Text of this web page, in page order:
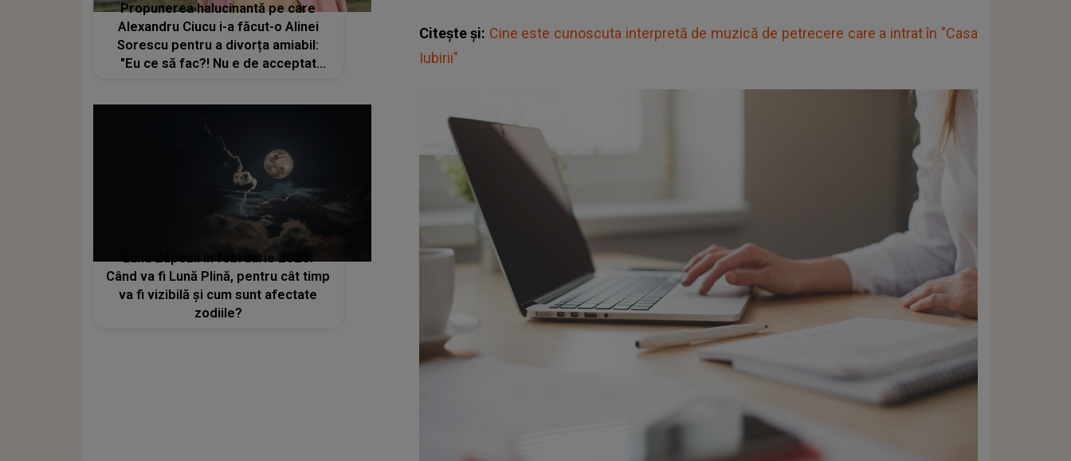
Citește și: Cine este cunoscuta interpretă de muzică de petrecere care a intrat în "Casa
Iubirii"
Propunerea halucinantă pe care
Alexandru Ciucu i-a făcut-o Alinei
Sorescu pentru a divorța amiabil:
"Eu ce să fac?! Nu e de acceptat
Luna Zăpezii în februarie 2025:
Când va fi Lună Plină, pentru cât timp
va fi vizibilă și cum sunt afectate
zodiile?